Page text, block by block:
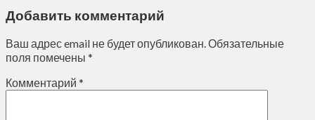
Добавить комментарий
Ваш адрес email не будет опубликован.Обязательные
поля помечены *
Комментарий *